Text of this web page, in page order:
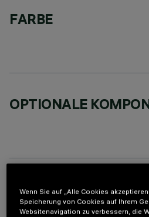
FARBE
OPTIONALE
TECHNISCHE DATEN
LETZTES UPDATE: 05.08.2026
Wenn Sie auf „Alle Cookies
Speicherung von Cookies auf Ihrem
Websitenavigation zu verbessern, die